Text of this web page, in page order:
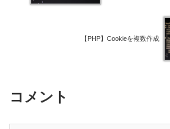
【PHP】Cookieを複数作成
コメント